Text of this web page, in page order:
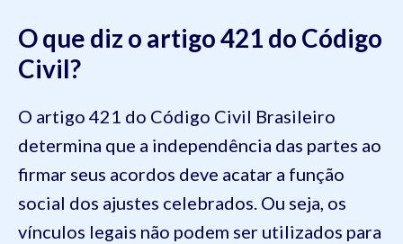
O que diz o artigo 421 do Código
Civil?
O artigo 421 do Código Civil Brasileiro
determina que a independência das partes ao
firmar seus acordos deve acatar a função
social dos ajustes celebrados. Ou seja, os
vínculos legais não podem ser utilizados para